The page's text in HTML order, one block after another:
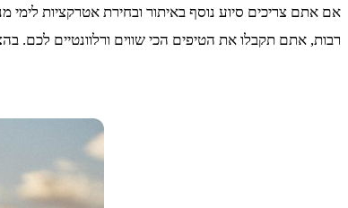
אם אתם צריכים סיוע נוסף באיתור ובחירת אטרקציות
רבות, אתם תקבלו את הטיפים הכי שווים ורלוונטיים לכם.